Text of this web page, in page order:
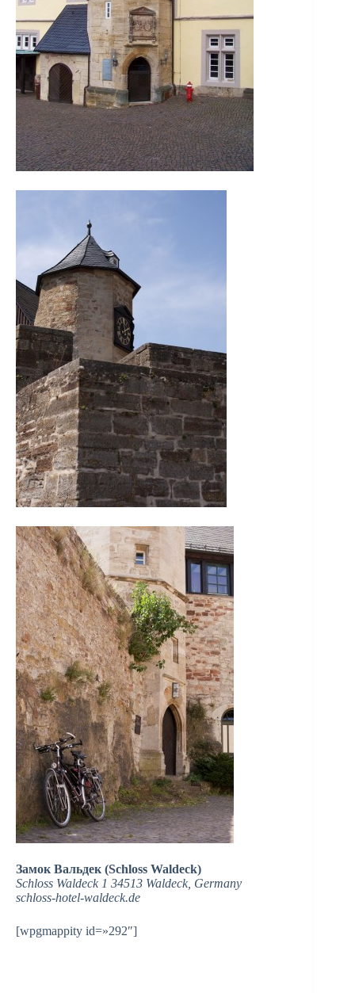
Замок Вальдек (Schloss Waldeck)
Schloss Waldeck 1 34513 Waldeck, Germany
schloss-hotel-waldeck.de‎
[wpgmappity id=»292″]